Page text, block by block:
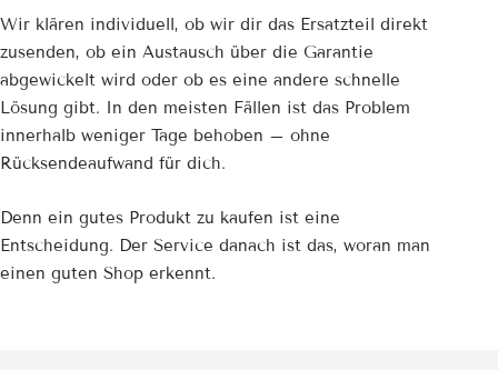
Wir klären individuell, ob wir dir das Ersatzteil direkt
zusenden, ob ein Austausch über die Garantie
abgewickelt wird oder ob es eine andere schnelle
Lösung gibt. In den meisten Fällen ist das Problem
innerhalb weniger Tage behoben – ohne
Rücksendeaufwand für dich.
Denn ein gutes Produkt zu kaufen ist eine
Entscheidung. Der Service danach ist das, woran man
einen guten Shop erkennt.